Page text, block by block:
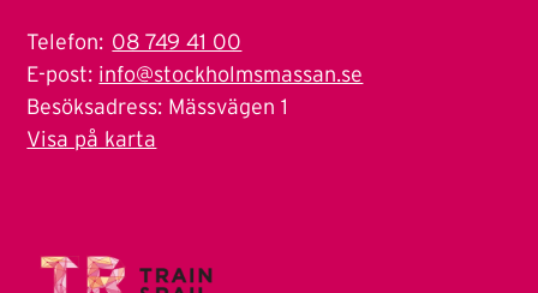
Telefon: 08 749 41 00
E-post: info@stockholmsmassan.se
Besöksadress: Mässvägen 1
Visa på karta